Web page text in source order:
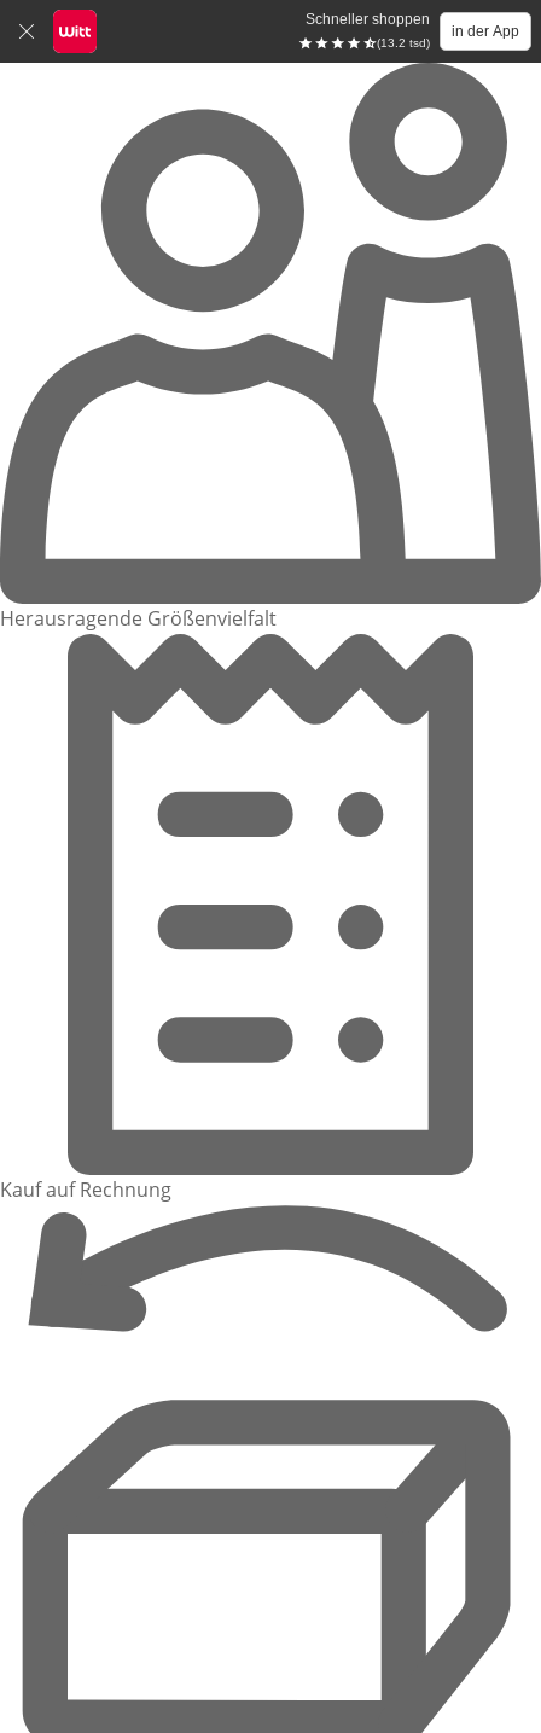
Schneller shoppen
(13.2 tsd)
in der App
Herausragende Größenvielfalt
Kauf auf Rechnung